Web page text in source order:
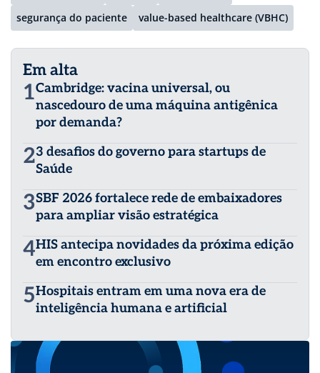
segurança do paciente
value-based healthcare (VBHC)
Em alta
1Cambridge: vacina universal, ou
nascedouro de uma máquina antigênica
por demanda?
23 desafios do governo para startups de
Saúde
3SBF 2026 fortalece rede de embaixadores
para ampliar visão estratégica
4HIS antecipa novidades da próxima edição
em encontro exclusivo
5Hospitais entram em uma nova era de
inteligência humana e artificial